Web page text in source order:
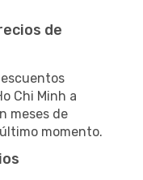
de
Chi Minh a
meses de
momento.